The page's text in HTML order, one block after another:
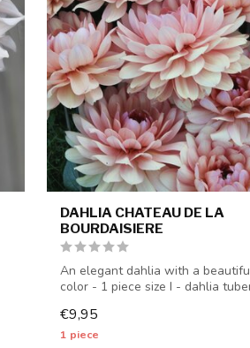
DAHLIA CHATEAU DE LA
BOURDAISIERE
An elegant dahlia with a
color - 1 piece size I - dahlia
€9,95
1 piece